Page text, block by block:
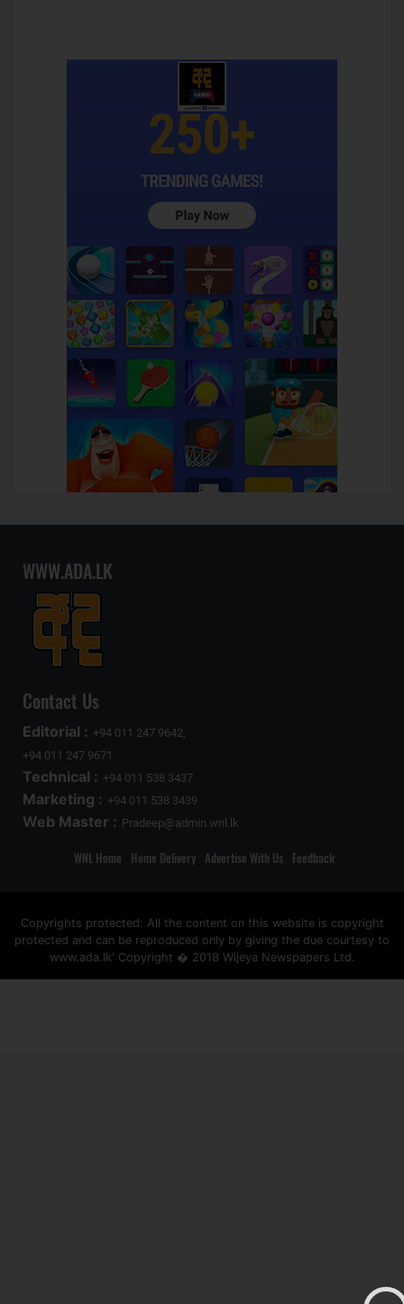
WWW.ADA.LK
Contact Us
Editorial : +94 011 247 9642,
+94 011 247 9671
Technical : +94 011 538 3437
Marketing : +94 011 538 3439
Web Master : Pradeep@admin.wnl.lk
WNL Home Home Delivery Advertise With Us Feedback
Copyrights protected: All the content on this website is copyright
protected and can be reproduced only by giving the due courtesy to
www.ada.lk' Copyright � 2018 Wijeya Newspapers Ltd.